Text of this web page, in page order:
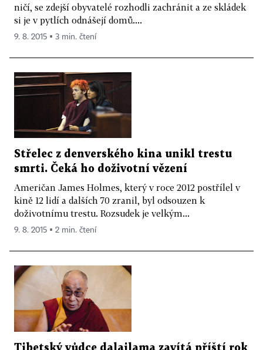
ničí, se zdejší obyvatelé rozhodli zachránit a ze skládek
si je v pytlích odnášejí domů....
9. 8. 2015 ▪ 3 min. čtení
Střelec z denverského kina unikl trestu
smrti. Čeká ho doživotní vězení
Američan James Holmes, který v roce 2012 postřílel v
kině 12 lidí a dalších 70 zranil, byl odsouzen k
doživotnímu trestu. Rozsudek je velkým...
9. 8. 2015 ▪ 2 min. čtení
Tibetský vůdce dalajlama zavítá příští rok